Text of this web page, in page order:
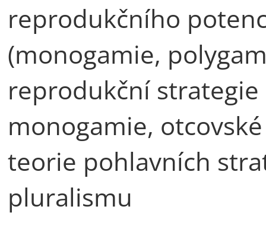
reprodukčního
(monogamie,
reprodukční strategie
monogamie,
teorie pohlavních
pluralismu